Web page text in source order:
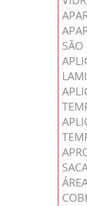
SÃO